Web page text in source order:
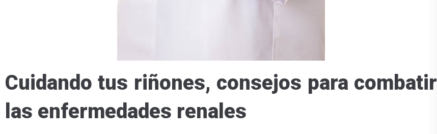
Cuidando tus riñones, consejos para combatir
las enfermedades renales